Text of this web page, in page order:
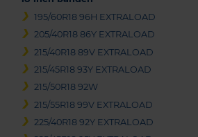
195/60R18 96H EXTRALOAD
205/40R18 86Y EXTRALOAD
215/40R18 89V EXTRALOAD
215/45R18 93Y EXTRALOAD
215/50R18 92W
215/55R18 99V EXTRALOAD
225/40R18 92Y EXTRALOAD